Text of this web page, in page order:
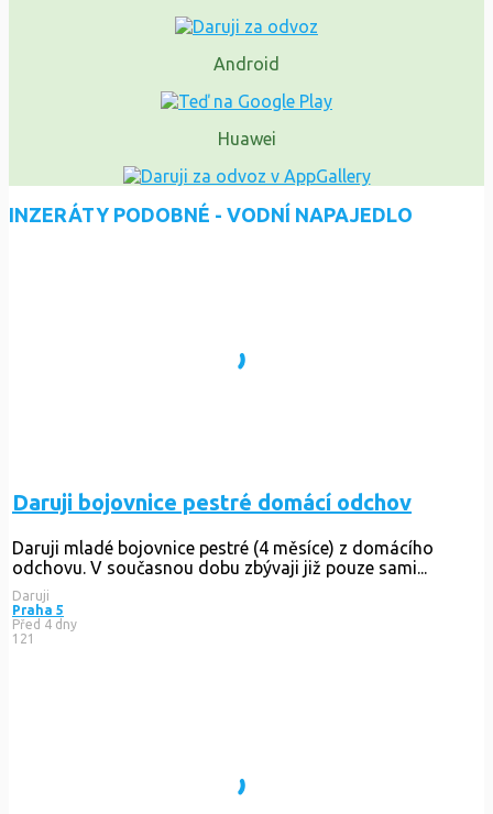
Android
Huawei
INZERÁTY PODOBNÉ - VODNÍ NAPAJEDLO
Daruji bojovnice pestré domácí odchov
Daruji mladé bojovnice pestré (4 měsíce) z domácího
odchovu. V současnou dobu zbývaji již pouze sami...
Daruji
Praha 5
Před 4 dny
121